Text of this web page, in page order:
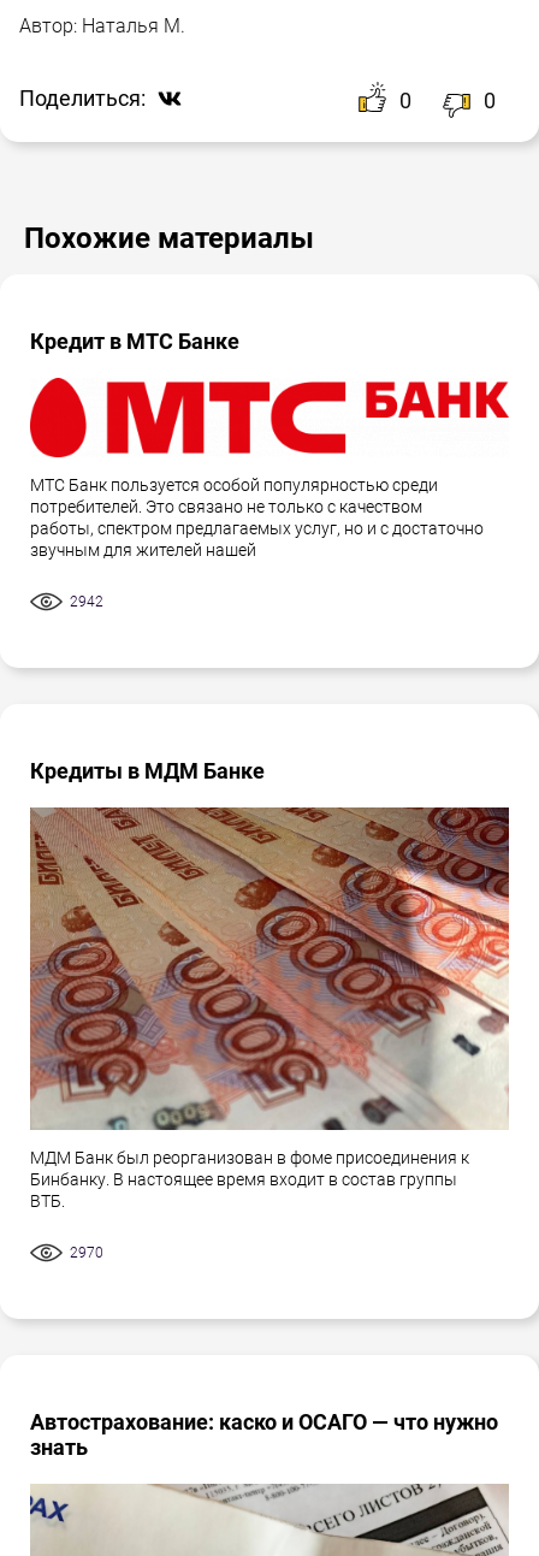
Автор: Наталья М.
Поделиться: 0 0
Похожие материалы
Кредит в МТС Банке
МТС Банк пользуется особой популярностью среди
потребителей. Это связано не только с качеством
работы, спектром предлагаемых услуг, но и с достаточно
звучным для жителей нашей
2942
Кредиты в МДМ Банке
МДМ Банк был реорганизован в фоме присоединения к
Бинбанку. В настоящее время входит в состав группы
ВТБ.
2970
Автострахование: каско и ОСАГО — что нужно
знать